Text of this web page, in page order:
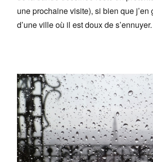
une prochaine visite), si bien que j’en
d’une ville où il est doux de s’ennuyer.